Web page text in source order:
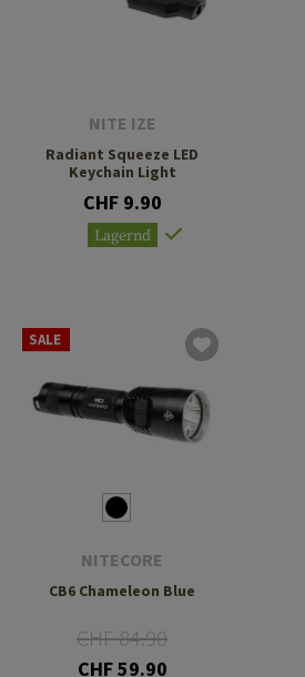
NITE IZE
Radiant Squeeze LED
Keychain Light
CHF 9.90
Lagernd
SALE
NITECORE
CB6 Chameleon Blue
CHF 84.90
CHF 59.90